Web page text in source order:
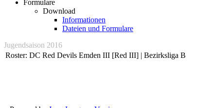
Formulare
Download
Informationen
Dateien und Formulare
Jugendsaison 2016
Roster: DC Red Devils Emden III [Red III] | Bezirksliga B